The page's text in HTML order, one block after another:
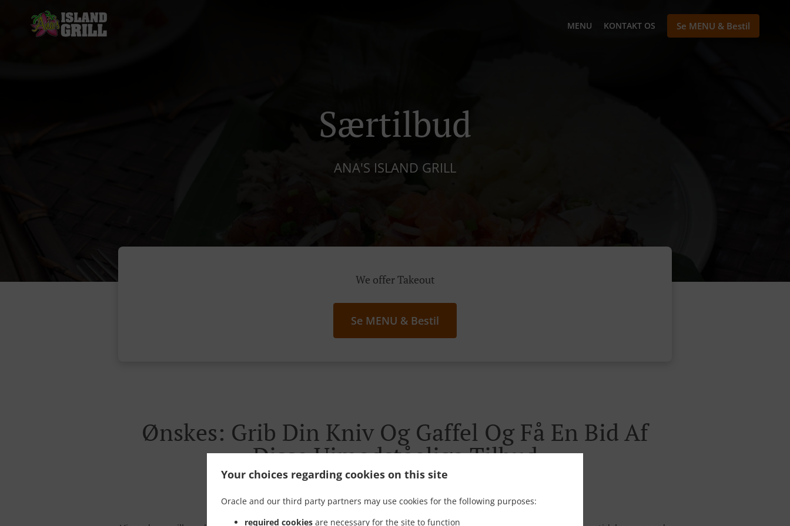
Your choices regarding cookies on this site
Oracle and our third party partners may use cookies for the following purposes:
required cookies are necessary for the site to function
MENU KONTAKT OS Se MENU & Bestil
Særtilbud
ANA'S ISLAND GRILL
We offer Takeout
Se MENU & Bestil
Ønskes: Grib Din Kniv Og Gaffel Og Få En Bid Af
Disse Uimodståelige Tilbud